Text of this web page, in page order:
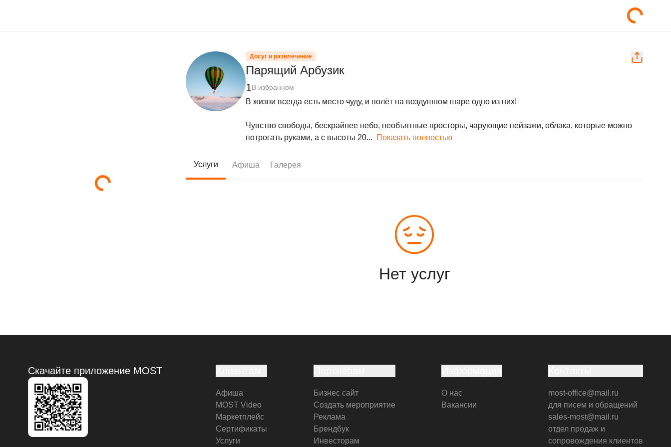
Досуг и развлечение
Парящий Арбузик
1В избранном
В жизни всегда есть место чуду, и полёт на воздушном шаре одно из них!
Чувство свободы, бескрайнее небо, необъятные просторы, чарующие пейзажи, облака, которые можно
потрогать руками, а с высоты 20... Показать полностью
Услуги Афиша Галерея
Нет услуг
Скачайте приложение MOST
Афиша
MOST Video
Маркетплейс
Сертификаты
Услуги
Бизнес сайт
Создать мероприятие
Реклама
Брендбук
Инвесторам
О нас
Вакансии
most-office@mail.ru
для писем и обращений
sales-most@mail.ru
отдел продаж и
сопровождения клиентов